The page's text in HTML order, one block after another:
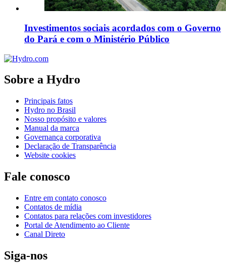
Investimentos sociais acordados com o Governo
do Pará e com o Ministério Público
Sobre a Hydro
Principais fatos
Hydro no Brasil
Nosso propósito e valores
Manual da marca
Governança corporativa
Declaração de Transparência
Website cookies
Fale conosco
Entre em contato conosco
Contatos de mídia
Contatos para relações com investidores
Portal de Atendimento ao Cliente
Canal Direto
Siga-nos